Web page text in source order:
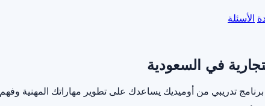
الأسئلة
في السعودية
تدريبي من أوميديك يساعدك على تطوير مهاراتك